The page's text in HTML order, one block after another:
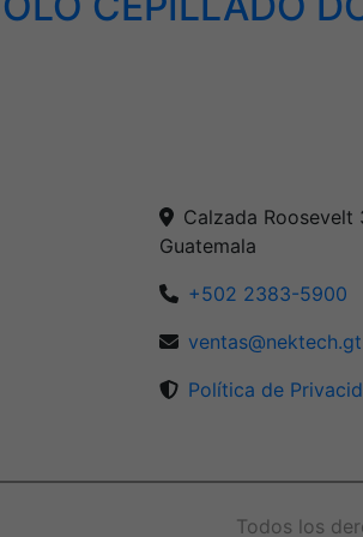
Calzada Roosevelt
Guatemala
+502 2383-5900
ventas@nektech.gt
Política de
Todos los